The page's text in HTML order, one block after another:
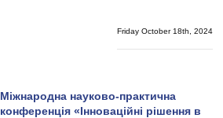
Friday October 18th, 2024
Міжнародна науково-практична
конференція «Інноваційні рішення в